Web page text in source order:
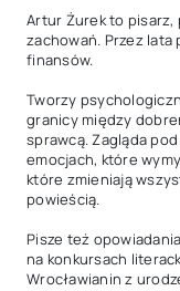
Artur Żurek to
zachowań. Przez lata
finansów.
Tworzy
granicy między
sprawcą. Zagląda
emocjach, które
które zmieniają
powieścią.
Pisze też
na konkursach
Wrocławianin z